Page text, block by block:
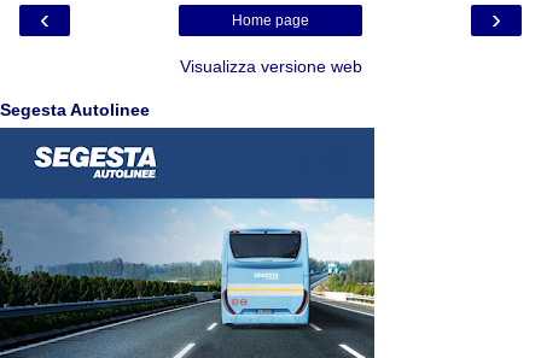
‹ ›
Home page
Visualizza versione web
Segesta Autolinee